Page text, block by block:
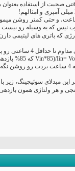
باتری بردهای پرمصرفی مثل نئو و
ساعت، و حتی کمتر روشن
که یه وسیله رو بیست
که باتری های لیتیمی
بازدهی ماکزیممش رو تحویلت بده. اینه